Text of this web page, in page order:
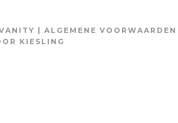
| ALGEMENE VOORWAARDEN
KIESLING